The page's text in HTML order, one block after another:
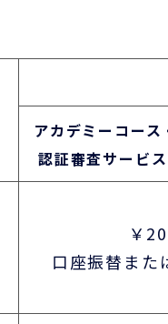
アカデミーコー
認証審査サービ
￥
口座振替ま